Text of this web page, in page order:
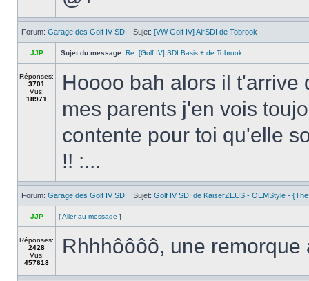
Forum: Garage des Golf IV SDI Sujet: [VW Golf IV] AirSDI de Tobrook
JJP Sujet du message: Re: [Golf IV] SDI Basis + de Tobrook
Réponses:
3701
Vus:
18971
Hoooo bah alors il t'arrive
mes parents j'en vois
contente pour toi qu'elle
!! :...
Forum: Garage des Golf IV SDI Sujet: Golf IV SDI de KaiserZEUS - OEMStyle -
JJP [Aller au message ]
Réponses:
2428
Vus:
457618
Rhhhôôôô, une